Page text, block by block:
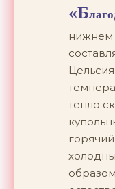
«Б
нижнем
тепло